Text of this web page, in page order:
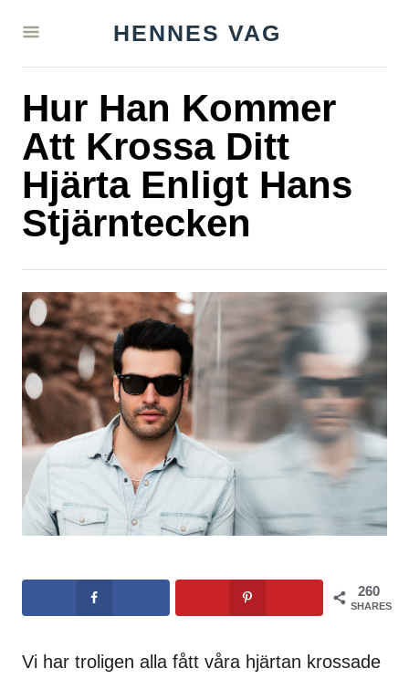
HENNES VAG
Hur Han Kommer
Att Krossa Ditt
Hjärta Enligt Hans
Stjärntecken
260
SHARES
Vi har troligen alla fått våra hjärtan krossade